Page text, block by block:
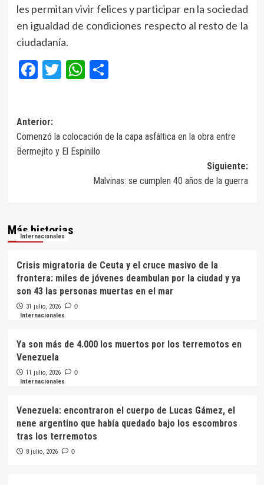
les permitan vivir felices y participar en la sociedad
en igualdad de condiciones respecto al resto de la
ciudadanía.
Facebook
Twitter
WhatsApp
Compartir
Navegación
de
entradas
Anterior:
Comenzó la colocación de la capa asfáltica en la obra entre
Bermejito y El Espinillo
Siguiente:
Malvinas: se cumplen 40 años de la guerra
Más historias
Internacionales
Crisis migratoria de Ceuta y el cruce masivo de la
frontera: miles de jóvenes deambulan por la ciudad y ya
son 43 las personas muertas en el mar
31 julio, 2026 0
Internacionales
Ya son más de 4.000 los muertos por los terremotos en
Venezuela
11 julio, 2026 0
Internacionales
Venezuela: encontraron el cuerpo de Lucas Gámez, el
nene argentino que había quedado bajo los escombros
tras los terremotos
8 julio, 2026 0